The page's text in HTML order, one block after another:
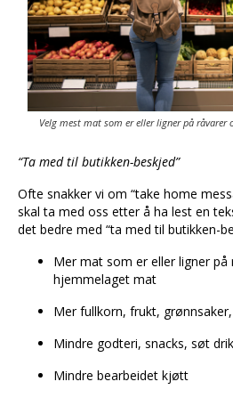
Velg mest mat som er eller ligner på
“Ta med til butikken-beskjed”
Ofte snakker vi om “take home
skal ta med oss etter å ha lest en
det bedre med “ta med til butikken-
Mer mat som er eller ligner på
hjemmelaget mat
Mer fullkorn, frukt,
Mindre godteri, snacks, søt
Mindre bearbeidet kjøtt